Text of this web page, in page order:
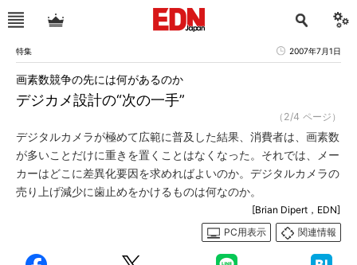
特集 2007年7月1日
デジカメ設計の“次の一手”
画素数競争の先には何があるのか
（2/4 ページ）
デジタルカメラが極めて広範に普及した結果、消費者は、画素数
が多いことだけに重きを置くことはなくなった。それでは、メー
カーはどこに差異化要因を求めればよいのか。デジタルカメラの
売り上げ減少に歯止めをかけるものは何なのか。
[Brian Dipert，EDN]
PC用表示
関連情報